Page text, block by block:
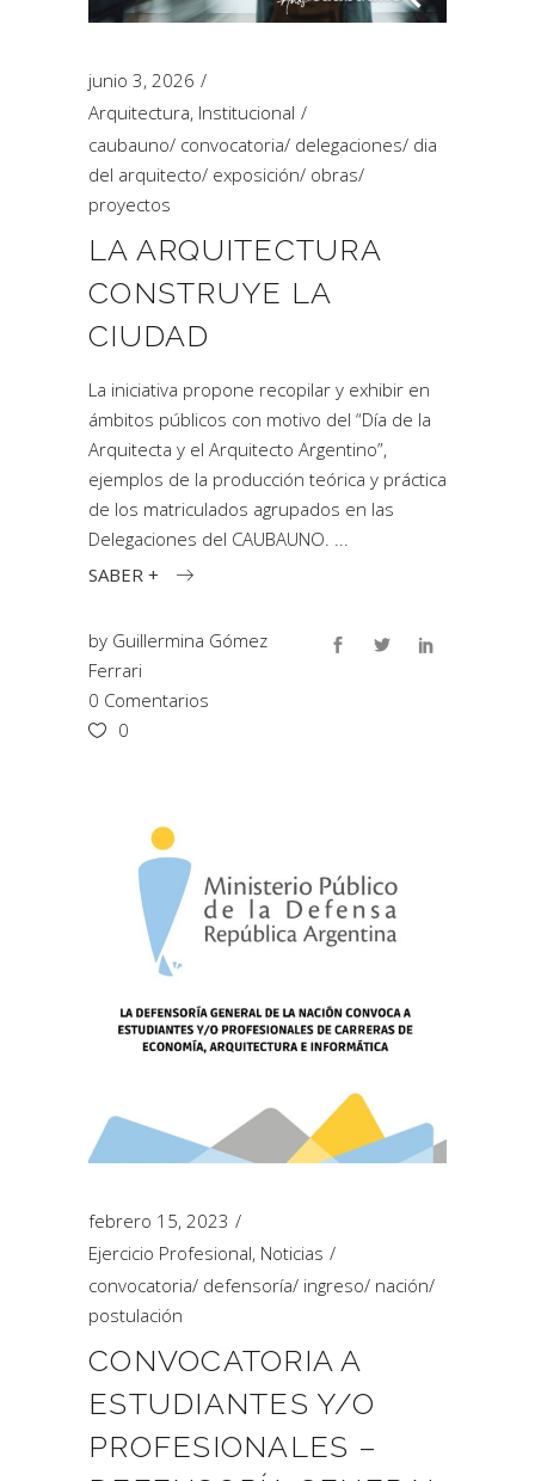
junio 3, 2026
Arquitectura, Institucional
caubauno/ convocatoria/ delegaciones/ dia
del arquitecto/ exposición/ obras/
proyectos
LA ARQUITECTURA
CONSTRUYE LA
CIUDAD
La iniciativa propone recopilar y exhibir en
ámbitos públicos con motivo del “Día de la
Arquitecta y el Arquitecto Argentino”,
ejemplos de la producción teórica y práctica
de los matriculados agrupados en las
Delegaciones del CAUBAUNO.
SABER +
by Guillermina Gómez
Ferrari
0 Comentarios
0
febrero 15, 2023
Ejercicio Profesional, Noticias
convocatoria/ defensoría/ ingreso/ nación/
postulación
CONVOCATORIA A
ESTUDIANTES Y/O
PROFESIONALES –